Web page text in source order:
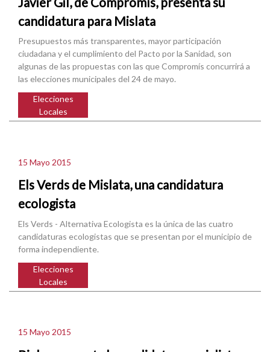
candidatura para Mislata
Presupuestos más transparentes, mayor participación
ciudadana y el cumplimiento del Pacto por la Sanidad, son
algunas de las propuestas con las que Compromís concurrirá a
las elecciones municipales del 24 de mayo.
Elecciones
Locales
15 Mayo 2015
Els Verds de Mislata, una candidatura
ecologista
Els Verds - Alternativa Ecologista es la única de las cuatro
candidaturas ecologistas que se presentan por el municipio de
forma independiente.
Elecciones
Locales
15 Mayo 2015